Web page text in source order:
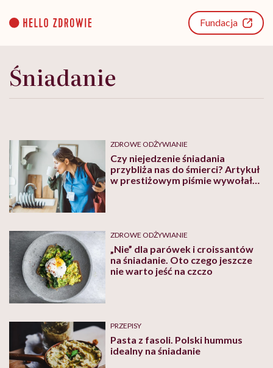
content
Fundacja
Śniadanie
ZDROWE ODŻYWIANIE
Czy niejedzenie śniadania
przybliża nas do śmierci? Artykuł
w prestiżowym piśmie wywołał
ZDROWE ODŻYWIANIE
„Nie” dla parówek i croissantów
na śniadanie. Oto czego jeszcze
nie warto jeść na czczo
PRZEPISY
Pasta z fasoli. Polski hummus
idealny na śniadanie